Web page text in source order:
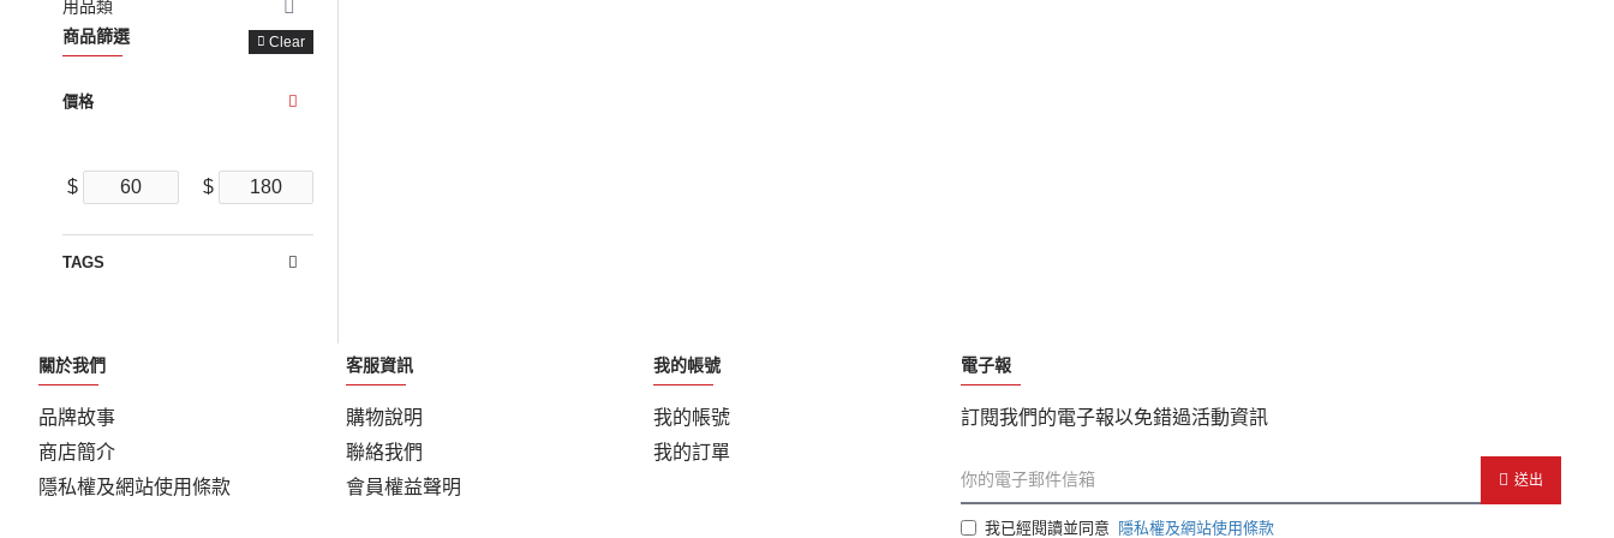
用品類
商品篩選
Clear
價格
$ $
TAGS
關於我們
品牌故事
商店簡介
隱私權及網站使用條款
客服資訊
購物說明
聯絡我們
會員權益聲明
我的帳號
我的帳號
我的訂單
電子報
訂閱我們的電子報以免錯過活動資訊
送出
我已經閱讀並同意 隱私權及網站使用條款